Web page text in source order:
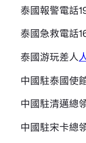
泰國報警電話
泰國急救電話
泰國游玩差人
中國駐泰國使
中國駐清邁總
中國駐宋卡總